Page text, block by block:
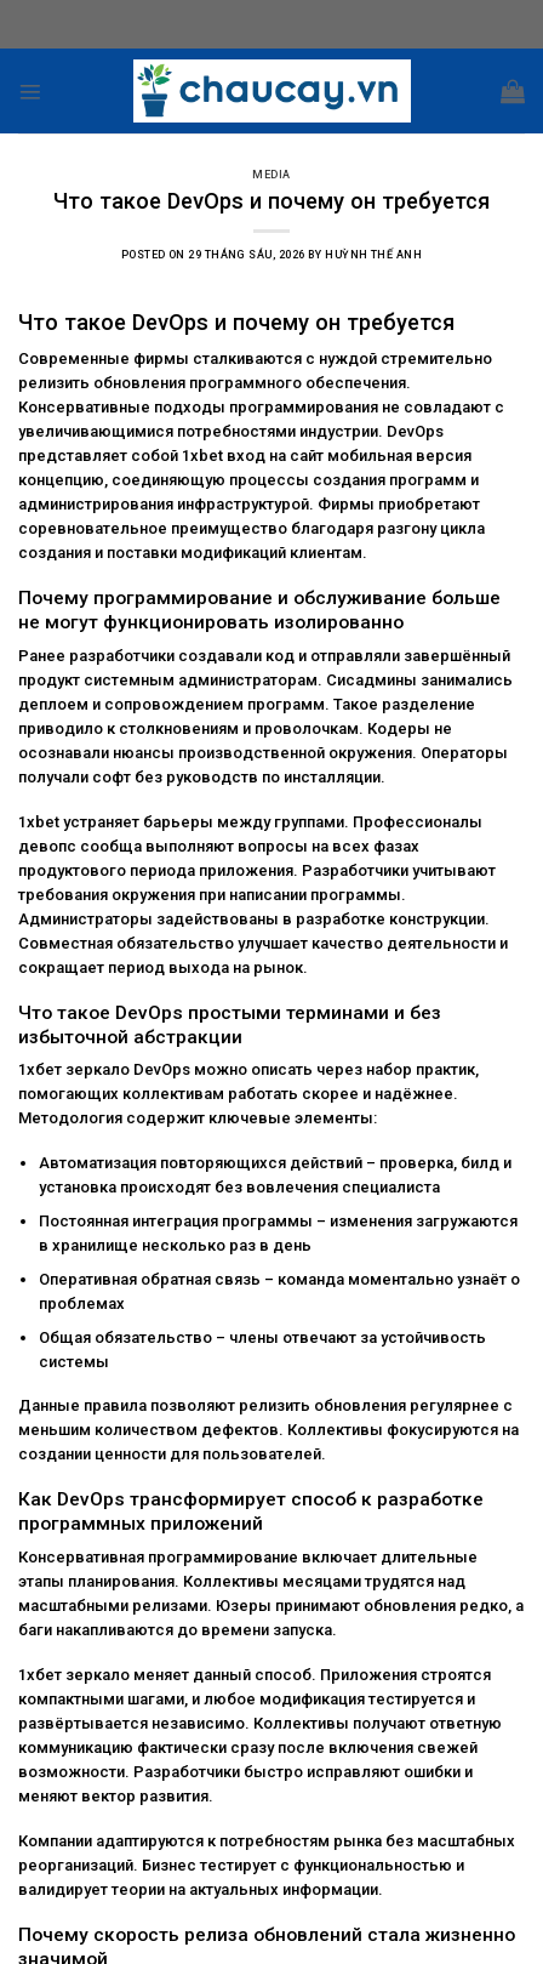
MEDIA
Что такое DevOps и почему он требуется
POSTED ON29 THÁNG SÁU, 2026 BY HUỲNH THẾ ANH
Что такое DevOps и почему он требуется
Современные фирмы сталкиваются с нуждой стремительно
релизить обновления программного обеспечения.
Консервативные подходы программирования не совладают с
увеличивающимися потребностями индустрии. DevOps
представляет собой 1xbet вход на сайт мобильная версия
концепцию, соединяющую процессы создания программ и
администрирования инфраструктурой. Фирмы приобретают
соревновательное преимущество благодаря разгону цикла
создания и поставки модификаций клиентам.
Почему программирование и обслуживание больше
не могут функционировать изолированно
Ранее разработчики создавали код и отправляли завершённый
продукт системным администраторам. Сисадмины занимались
деплоем и сопровождением программ. Такое разделение
приводило к столкновениям и проволочкам. Кодеры не
осознавали нюансы производственной окружения. Операторы
получали софт без руководств по инсталляции.
1xbet устраняет барьеры между группами. Профессионалы
девопс сообща выполняют вопросы на всех фазах
продуктового периода приложения. Разработчики учитывают
требования окружения при написании программы.
Администраторы задействованы в разработке конструкции.
Совместная обязательство улучшает качество деятельности и
сокращает период выхода на рынок.
Что такое DevOps простыми терминами и без
избыточной абстракции
1хбет зеркало DevOps можно описать через набор практик,
помогающих коллективам работать скорее и надёжнее.
Методология содержит ключевые элементы:
Автоматизация повторяющихся действий – проверка, билд и
установка происходят без вовлечения специалиста
Постоянная интеграция программы – изменения загружаются
в хранилище несколько раз в день
Оперативная обратная связь – команда моментально узнаёт о
проблемах
Общая обязательство – члены отвечают за устойчивость
системы
Данные правила позволяют релизить обновления регулярнее с
меньшим количеством дефектов. Коллективы фокусируются на
создании ценности для пользователей.
Как DevOps трансформирует способ к разработке
программных приложений
Консервативная программирование включает длительные
этапы планирования. Коллективы месяцами трудятся над
масштабными релизами. Юзеры принимают обновления редко, а
баги накапливаются до времени запуска.
1хбет зеркало меняет данный способ. Приложения строятся
компактными шагами, и любое модификация тестируется и
развёртывается независимо. Коллективы получают ответную
коммуникацию фактически сразу после включения свежей
возможности. Разработчики быстро исправляют ошибки и
меняют вектор развития.
Компании адаптируются к потребностям рынка без масштабных
реорганизаций. Бизнес тестирует с функциональностью и
валидирует теории на актуальных информации.
Почему скорость релиза обновлений стала жизненно
значимой